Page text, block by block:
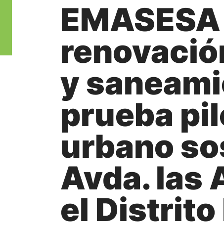
y
prueba
urbano
Avda. las
el Distrito